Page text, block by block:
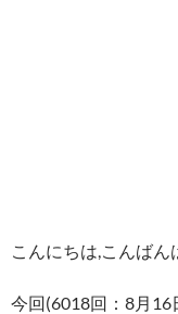
こんにちは,こんばん
今回(6018回：8月16